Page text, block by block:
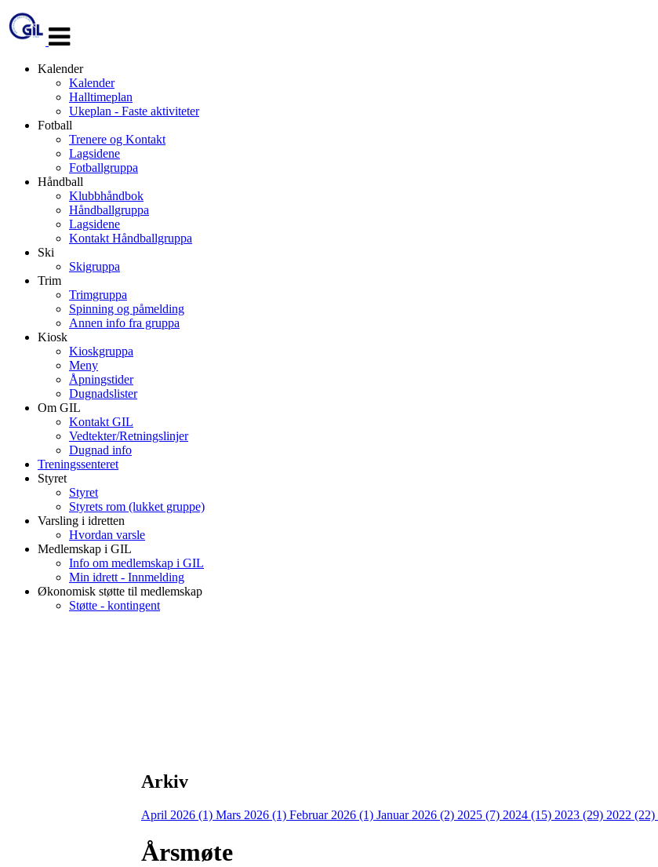
navigasjon
Kalender
Kalender
Halltimeplan
Ukeplan - Faste aktiviteter
Fotball
Trenere og Kontakt
Lagsidene
Fotballgruppa
Håndball
Klubbhåndbok
Håndballgruppa
Lagsidene
Kontakt Håndballgruppa
Ski
Skigruppa
Trim
Trimgruppa
Spinning og påmelding
Annen info fra gruppa
Kiosk
Kioskgruppa
Meny
Åpningstider
Dugnadslister
Om GIL
Kontakt GIL
Vedtekter/Retningslinjer
Dugnad info
Treningssenteret
Styret
Styret
Styrets rom (lukket gruppe)
Varsling i idretten
Hvordan varsle
Medlemskap i GIL
Info om medlemskap i GIL
Min idrett - Innmelding
Økonomisk støtte til medlemskap
Støtte - kontingent
Arkiv
April 2026 (1) Mars 2026 (1) Februar 2026 (1) Januar 2026 (2) 2025 (7) 2024 (15) 2023 (29) 2022 (22)
Årsmøte